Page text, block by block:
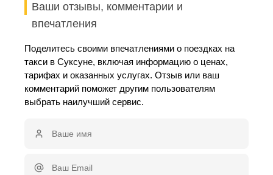
Ваши отзывы, комментарии и
впечатления
Поделитесь своими впечатлениями о поездках на
такси в Суксуне, включая информацию о ценах,
тарифах и оказанных услугах. Отзыв или ваш
комментарий поможет другим пользователям
выбрать наилучший сервис.